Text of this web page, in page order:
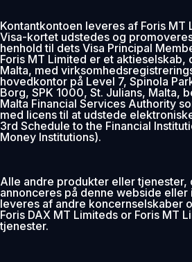
Kontantkontoen leveres af Foris MT
Visa-kortet udstedes og
henhold til dets Visa Principal
Foris MT Limited er et aktieselskab,
Malta, med
hovedkontor på Level 7, Spinola
Borg, SPK 1000, St. Julians, Malta,
Malta Financial Services Authority
med licens til at udstede
3rd Schedule to the Financial
Money Institutions).
Alle andre produkter eller tjenester,
annonceres på denne webside eller i
leveres af andre koncernselskaber
Foris DAX MT Limiteds or Foris MT
tjenester.